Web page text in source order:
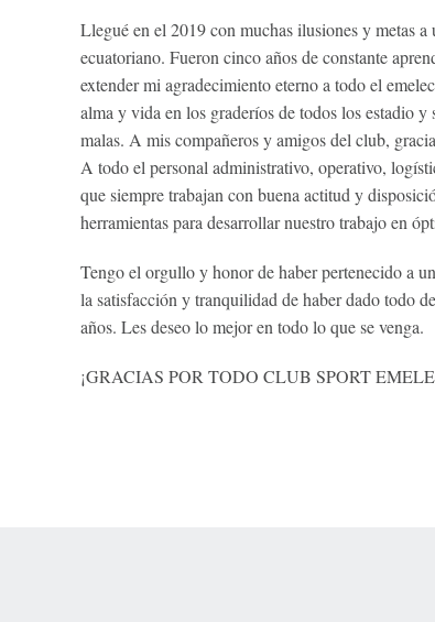
Llegué en el 2019 con muchas ilusiones y metas
ecuatoriano. Fueron cinco años de constante
extender mi agradecimiento eterno a todo el
alma y vida en los graderíos de todos los estadio
malas. A mis compañeros y amigos del club,
A todo el personal administrativo, operativo,
que siempre trabajan con buena actitud y
herramientas para desarrollar nuestro trabajo en
Tengo el orgullo y honor de haber pertenecido a
la satisfacción y tranquilidad de haber dado todo
años. Les deseo lo mejor en todo lo que se venga.
¡GRACIAS POR TODO CLUB SPORT